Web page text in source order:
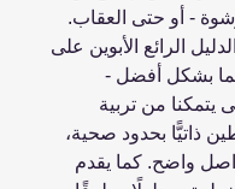
- أو حتى العقاب.
الرائع الأبوين على
بشكل أفضل -
يتمكنا من تربية
ذاتيًّا بحدود صحية،
واضح. كما يقدم